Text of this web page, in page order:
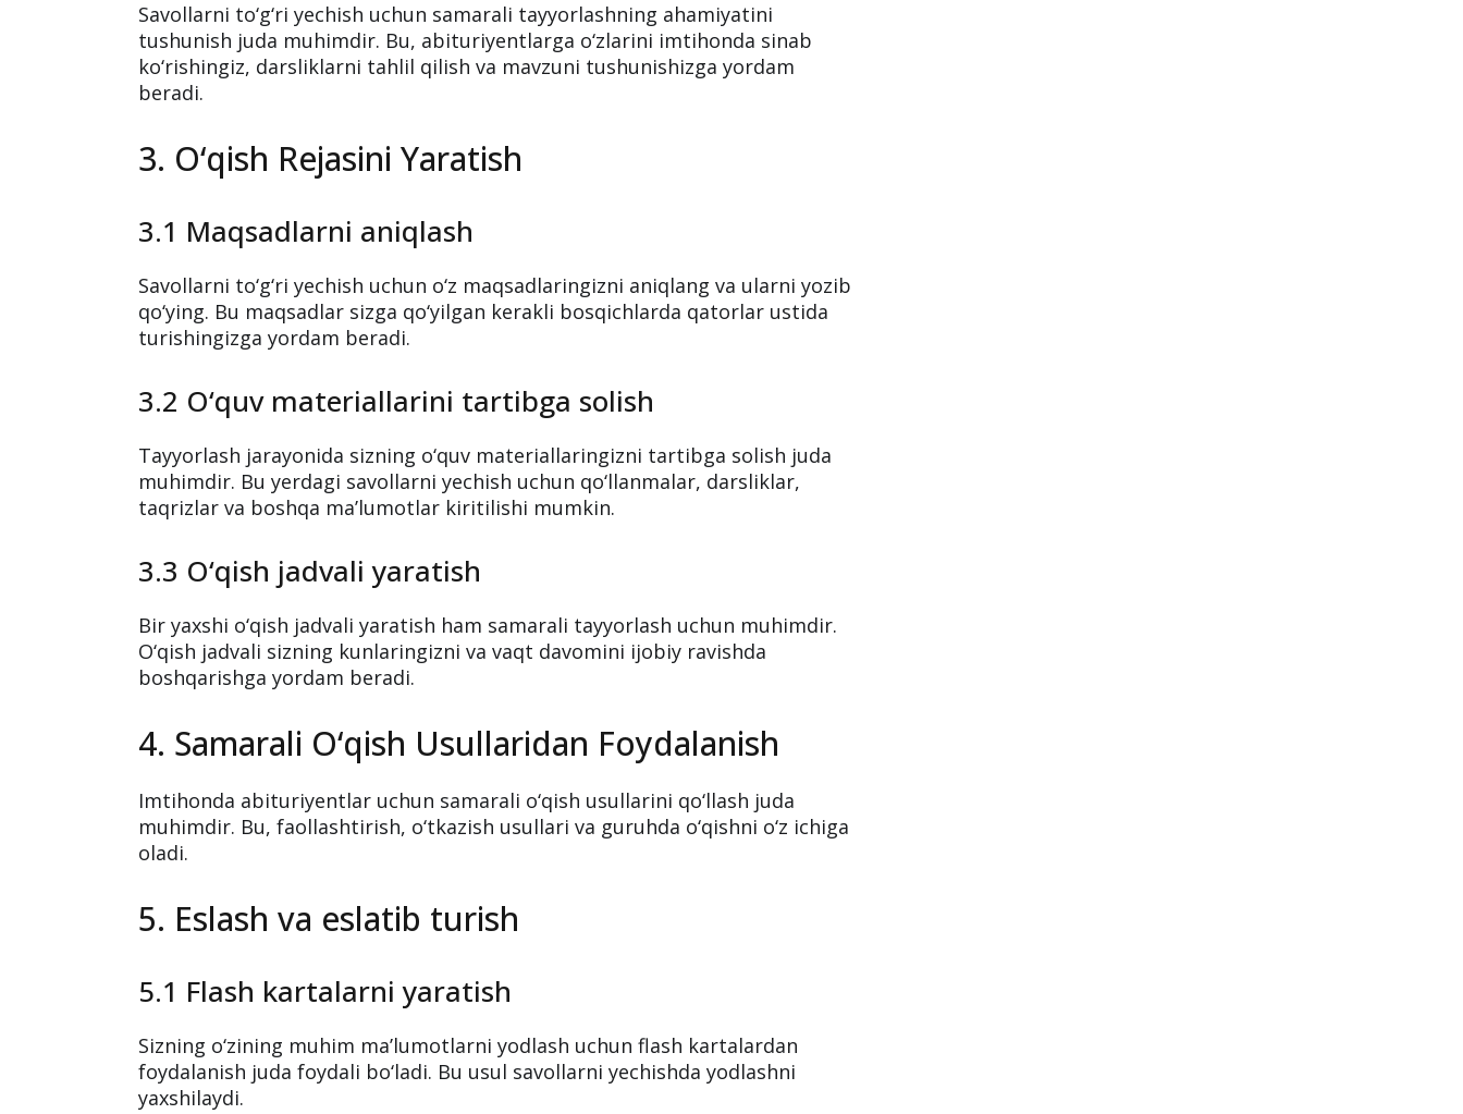
Savollarni to‘g‘ri yechish uchun samarali tayyorlashning ahamiyatini
tushunish juda muhimdir. Bu, abituriyentlarga o‘zlarini imtihonda sinab
ko‘rishingiz, darsliklarni tahlil qilish va mavzuni tushunishizga yordam
beradi.
3. O‘qish Rejasini Yaratish
3.1 Maqsadlarni aniqlash
Savollarni to‘g‘ri yechish uchun o‘z maqsadlaringizni aniqlang va ularni yozib
qo‘ying. Bu maqsadlar sizga qo‘yilgan kerakli bosqichlarda qatorlar ustida
turishingizga yordam beradi.
3.2 O‘quv materiallarini tartibga solish
Tayyorlash jarayonida sizning o‘quv materiallaringizni tartibga solish juda
muhimdir. Bu yerdagi savollarni yechish uchun qo‘llanmalar, darsliklar,
taqrizlar va boshqa ma’lumotlar kiritilishi mumkin.
3.3 O‘qish jadvali yaratish
Bir yaxshi o‘qish jadvali yaratish ham samarali tayyorlash uchun muhimdir.
O‘qish jadvali sizning kunlaringizni va vaqt davomini ijobiy ravishda
boshqarishga yordam beradi.
4. Samarali O‘qish Usullaridan Foydalanish
Imtihonda abituriyentlar uchun samarali o‘qish usullarini qo‘llash juda
muhimdir. Bu, faollashtirish, o‘tkazish usullari va guruhda o‘qishni o‘z ichiga
oladi.
5. Eslash va eslatib turish
5.1 Flash kartalarni yaratish
Sizning o‘zining muhim ma’lumotlarni yodlash uchun flash kartalardan
foydalanish juda foydali bo‘ladi. Bu usul savollarni yechishda yodlashni
yaxshilaydi.